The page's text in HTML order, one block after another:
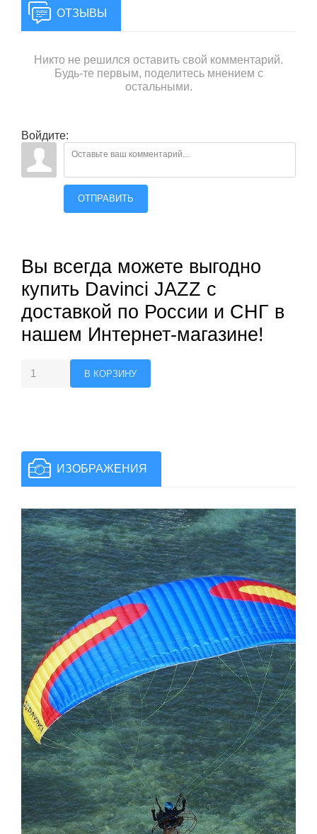
ОТЗЫВЫ
Никто не решился оставить свой комментарий.
Будь-те первым, поделитесь мнением с
остальными.
Войдите:
ОТПРАВИТЬ
Вы всегда можете выгодно
купить Davinci JAZZ с
доставкой по России и СНГ в
нашем Интернет-магазине!
ИЗОБРАЖЕНИЯ